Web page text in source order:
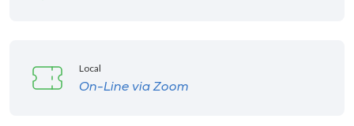
Local
On-Line via Zoom